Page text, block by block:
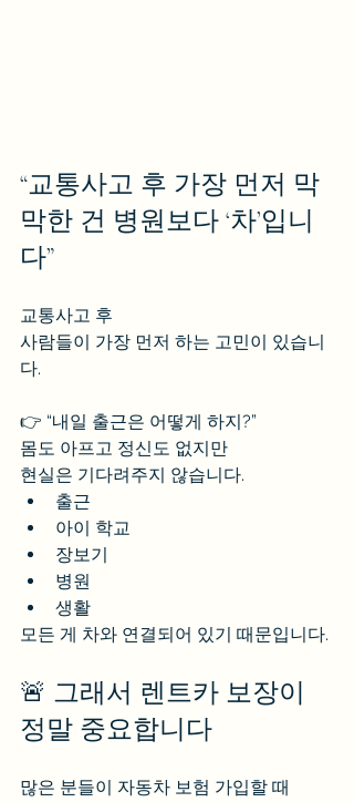
“교통사고 후 가장 먼저 막
막한 건 병원보다 ‘차’입니
다”
교통사고 후
사람들이 가장 먼저 하는 고민이 있습니
다.
👉 “내일 출근은 어떻게 하지?”
몸도 아프고 정신도 없지만
현실은 기다려주지 않습니다.
출근
아이 학교
장보기
병원
생활
모든 게 차와 연결되어 있기 때문입니다.
🚨 그래서 렌트카 보장이
정말 중요합니다
많은 분들이 자동차 보험 가입할 때